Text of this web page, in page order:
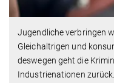
Jugendliche verbringen
Gleichaltrigen und
deswegen geht die
Industrienationen zurück.